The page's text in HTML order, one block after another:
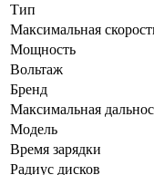
Тип
Максимальная
Мощность
Вольтаж
Бренд
Максимальная
Модель
Время зарядки
Радиус дисков